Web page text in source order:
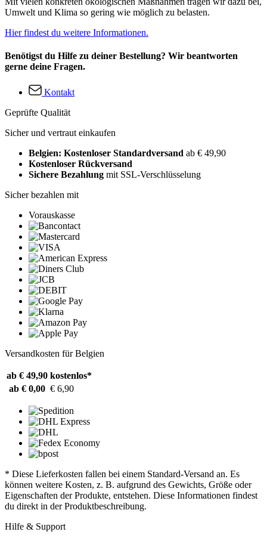
Umwelt und Klima so gering wie möglich zu belasten.
Hier findest du weitere Informationen.
Benötigst du Hilfe zu deiner Bestellung? Wir beantworten
gerne deine Fragen.
Kontakt
Geprüfte Qualität
Sicher und vertraut einkaufen
Belgien: Kostenloser Standardversand ab € 49,90
Kostenloser Rückversand
Sichere Bezahlung mit SSL-Verschlüsselung
Sicher bezahlen mit
Vorauskasse
Versandkosten für Belgien
ab € 49,90 kostenlos*
ab € 0,00 € 6,90
* Diese Lieferkosten fallen bei einem Standard-Versand an. Es
können weitere Kosten, z. B. aufgrund des Gewichts, Größe oder
Eigenschaften der Produkte, entstehen. Diese Informationen findest
du direkt in der Produktbeschreibung.
Hilfe & Support